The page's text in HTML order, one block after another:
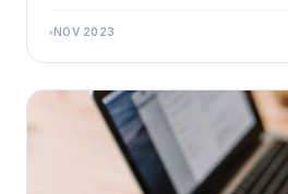
NOV 2023